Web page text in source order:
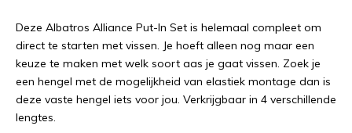
Deze Albatros Alliance Put-In Set is helemaal compleet om
direct te starten met vissen. Je hoeft alleen nog maar een
keuze te maken met welk soort aas je gaat vissen. Zoek je
een hengel met de mogelijkheid van elastiek montage dan is
deze vaste hengel iets voor jou. Verkrijgbaar in 4 verschillende
lengtes.